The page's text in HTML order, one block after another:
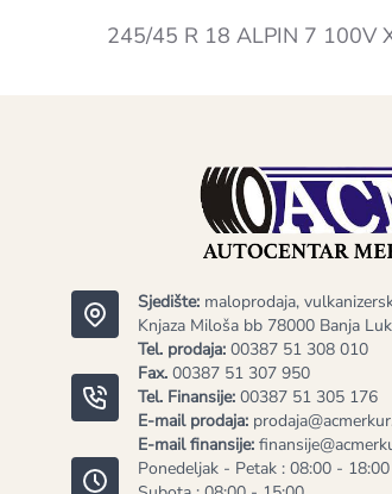
245/45 R 18 ALPIN 7 100V
Sjedište: maloprodaja,
Knjaza Miloša bb 78000 Banja
Tel. prodaja: 00387 51 308 010
Fax. 00387 51 307 950
Tel. Finansije: 00387 51 305 176
E-mail prodaja:
E-mail finansije:
Ponedeljak - Petak : 08:00 - 18:00